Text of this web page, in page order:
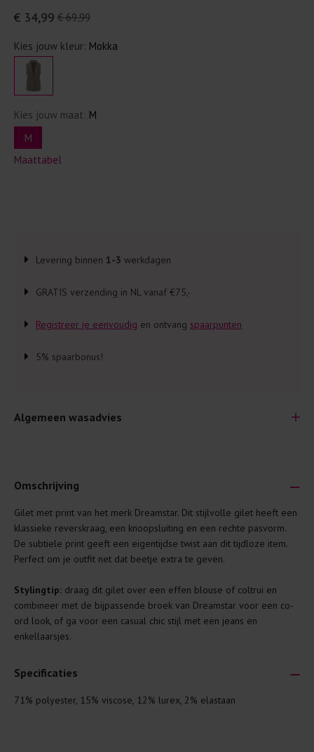
€ 69,99
€ 34,99
Kies jouw kleur: Mokka
Kies jouw maat: M
M
Maattabel
Levering binnen 1-3 werkdagen
GRATIS verzending in NL vanaf €75,-
Registreer je eenvoudig en ontvang spaarpunten
5% spaarbonus!
Algemeen wasadvies
Je wilt natuurlijk lang plezier hebben van je nieuwe kleding.
Daarom geven wij een aantal algemene was-tips:
Lees altijd eerst even het was-etiket.
Was kleding binnenste buiten. Dat beschermt de
buitenkant.
Wees zuinig met wasmiddel. Per kledingstuk is een drupje
genoeg.
al prima.
Doe de wasmachine niet te vol. Dat voorkomt
Omschrijving
Gilet met print van het merk Dreamstar. Dit stijlvolle gilet heeft een
klassieke reverskraag, een knoopsluiting en een rechte pasvorm.
De subtiele print geeft een eigentijdse twist aan dit tijdloze item.
Perfect om je outfit net dat beetje extra te geven.
Stylingtip: draag dit gilet over een effen blouse of coltrui en
combineer met de bijpassende broek van Dreamstar voor een co-
ord look, of ga voor een casual chic stijl met een jeans en
enkellaarsjes.
Specificaties
71% polyester, 15% viscose, 12% lurex, 2% elastaan